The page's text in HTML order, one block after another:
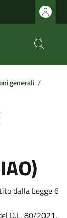
generali /
dalla Legge 6
D.L. 80/2021,